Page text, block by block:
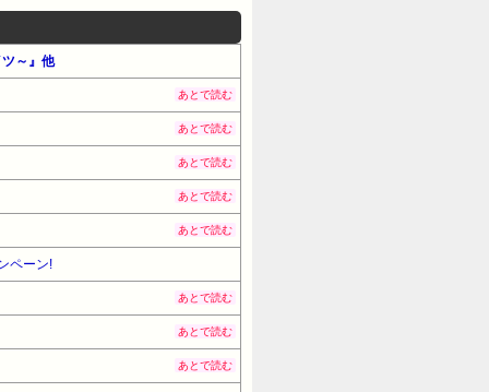
～』他
あとで読む
あとで読む
あとで読む
あとで読む
あとで読む
ペーン!
あとで読む
あとで読む
あとで読む